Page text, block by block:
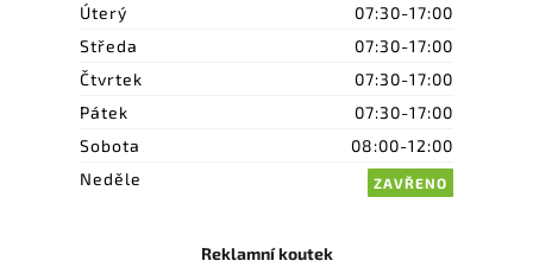
Úterý
07:30-17:00
Středa
07:30-17:00
Čtvrtek
07:30-17:00
Pátek
07:30-17:00
Sobota
08:00-12:00
Neděle
ZAVŘENO
Reklamní koutek